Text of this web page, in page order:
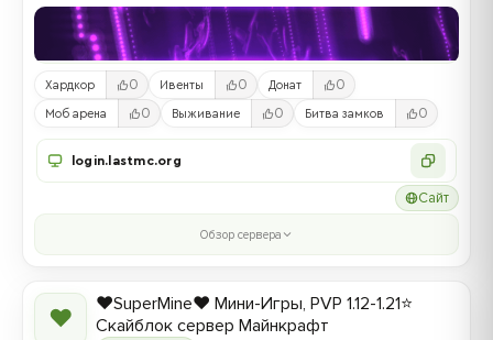
Хардкор 0 Ивенты 0 Донат 0
Моб арена 0 Выживание 0 Битва замков 0
login.lastmc.org
Сайт
Обзор сервера
❤
❤️SuperMine❤️ Мини-Игры, PVP 1.12-1.21⭐
Скайблок сервер Майнкрафт